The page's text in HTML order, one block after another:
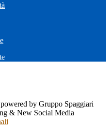
by Gruppo Spaggiari
& New Social Media